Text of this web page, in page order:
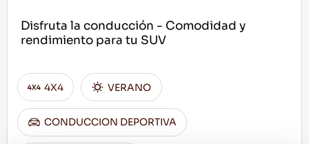
Disfruta la conducción - Comodidad y
rendimiento para tu SUV
4X4 VERANO
CONDUCCION DEPORTIVA